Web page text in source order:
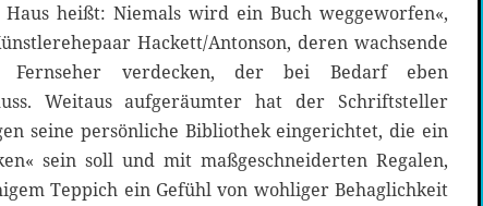
heißt: Niemals wird ein Buch weggeworfen«,
Hackett/Antonson, deren wachsende
Fernseher verdecken, der bei Bedarf eben
Weitaus aufgeräumter hat der Schriftsteller
seine persönliche Bibliothek eingerichtet, die ein
sein soll und mit maßgeschneiderten Regalen,
Teppich ein Gefühl von wohliger Behaglichkeit